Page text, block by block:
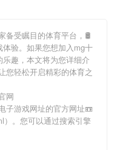
备受瞩目的体育平台，🛢
验。如果您想加入mg十
趣，本文将为您详细介
您轻松开启精彩的体育之
网
子游戏网址的官方网址📼
）。您可以通过搜索引擎